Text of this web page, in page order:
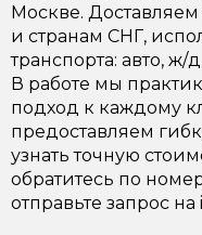
Москве.
и странам СНГ,
транспорта: авто,
В работе мы
подход к каждому
предоставляем
узнать точную
обратитесь по
отправьте запрос